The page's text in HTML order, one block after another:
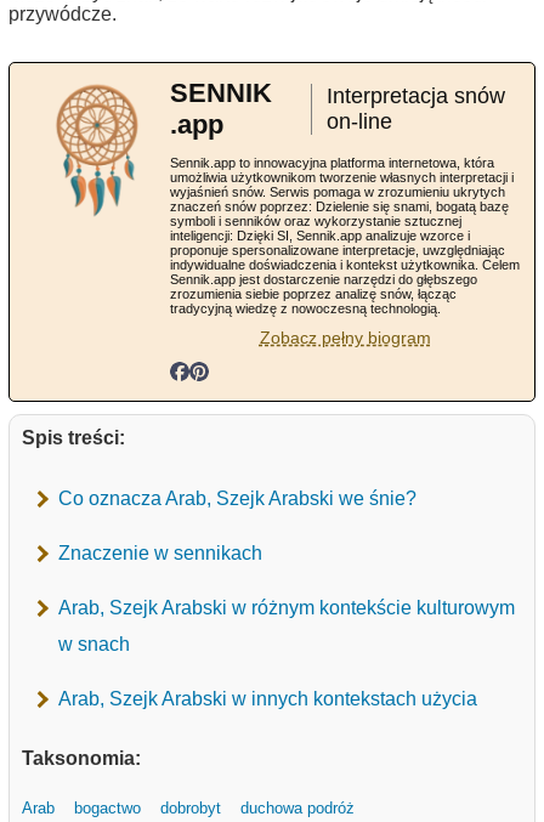
przywódcze.
SENNIK
.app
Interpretacja snów
on-line
Sennik.app to innowacyjna platforma internetowa, która
umożliwia użytkownikom tworzenie własnych interpretacji i
wyjaśnień snów. Serwis pomaga w zrozumieniu ukrytych
znaczeń snów poprzez: Dzielenie się snami, bogatą bazę
symboli i senników oraz wykorzystanie sztucznej
inteligencji: Dzięki SI, Sennik.app analizuje wzorce i
proponuje spersonalizowane interpretacje, uwzględniając
indywidualne doświadczenia i kontekst użytkownika. Celem
Sennik.app jest dostarczenie narzędzi do głębszego
zrozumienia siebie poprzez analizę snów, łącząc
tradycyjną wiedzę z nowoczesną technologią.
Zobacz pełny biogram
Spis treści:
Co oznacza Arab, Szejk Arabski we śnie?
Znaczenie w sennikach
Arab, Szejk Arabski w różnym kontekście kulturowym
w snach
Arab, Szejk Arabski w innych kontekstach użycia
Taksonomia:
Arab bogactwo dobrobyt
duchowa podróż